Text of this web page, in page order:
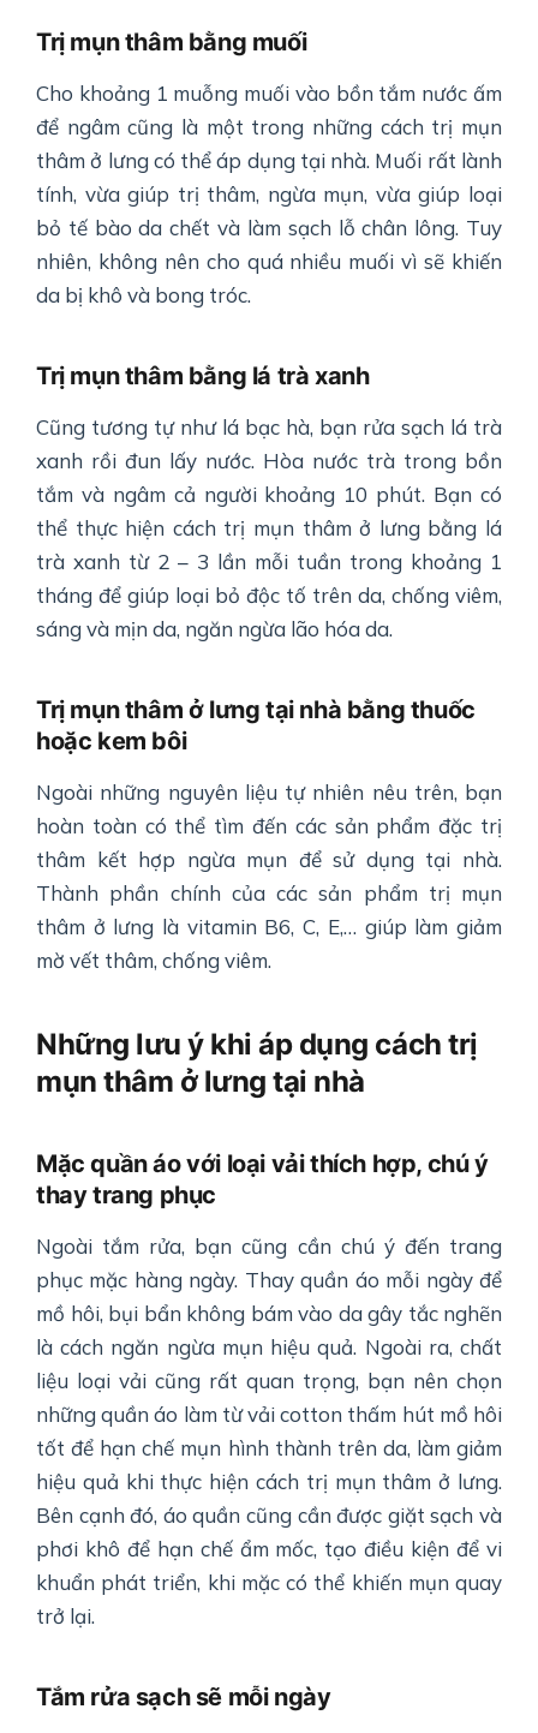
Trị mụn thâm bằng muối
Cho khoảng 1 muỗng muối vào bồn tắm nước ấm
để ngâm cũng là một trong những cách trị mụn
thâm ở lưng có thể áp dụng tại nhà. Muối rất lành
tính, vừa giúp trị thâm, ngừa mụn, vừa giúp loại
bỏ tế bào da chết và làm sạch lỗ chân lông. Tuy
nhiên, không nên cho quá nhiều muối vì sẽ khiến
da bị khô và bong tróc.
Trị mụn thâm bằng lá trà xanh
Cũng tương tự như lá bạc hà, bạn rửa sạch lá trà
xanh rồi đun lấy nước. Hòa nước trà trong bồn
tắm và ngâm cả người khoảng 10 phút. Bạn có
thể thực hiện cách trị mụn thâm ở lưng bằng lá
trà xanh từ 2 – 3 lần mỗi tuần trong khoảng 1
tháng để giúp loại bỏ độc tố trên da, chống viêm,
sáng và mịn da, ngăn ngừa lão hóa da.
Trị mụn thâm ở lưng tại nhà bằng thuốc
hoặc kem bôi
Ngoài những nguyên liệu tự nhiên nêu trên, bạn
hoàn toàn có thể tìm đến các sản phẩm đặc trị
thâm kết hợp ngừa mụn để sử dụng tại nhà.
Thành phần chính của các sản phẩm trị mụn
thâm ở lưng là vitamin B6, C, E,… giúp làm giảm
mờ vết thâm, chống viêm.
Những lưu ý khi áp dụng cách trị
mụn thâm ở lưng tại nhà
Mặc quần áo với loại vải thích hợp, chú ý
thay trang phục
Ngoài tắm rửa, bạn cũng cần chú ý đến trang
phục mặc hàng ngày. Thay quần áo mỗi ngày để
mồ hôi, bụi bẩn không bám vào da gây tắc nghẽn
là cách ngăn ngừa mụn hiệu quả. Ngoài ra, chất
liệu loại vải cũng rất quan trọng, bạn nên chọn
những quần áo làm từ vải cotton thấm hút mồ hôi
tốt để hạn chế mụn hình thành trên da, làm giảm
hiệu quả khi thực hiện cách trị mụn thâm ở lưng.
Bên cạnh đó, áo quần cũng cần được giặt sạch và
phơi khô để hạn chế ẩm mốc, tạo điều kiện để vi
khuẩn phát triển, khi mặc có thể khiến mụn quay
trở lại.
Tắm rửa sạch sẽ mỗi ngày